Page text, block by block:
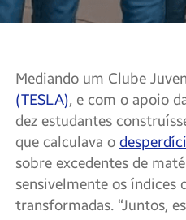
Mediando um Clube
(TESLA), e com o apoio
dez estudantes
que calculava o
sobre excedentes de
sensivelmente os índices
transformadas. “Juntos,